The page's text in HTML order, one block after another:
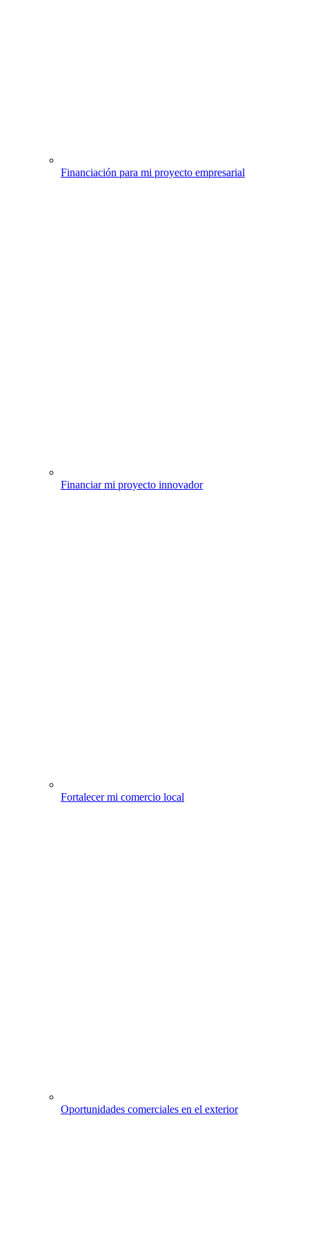
Financiación para mi proyecto empresarial
Financiar mi proyecto innovador
Fortalecer mi comercio local
Oportunidades comerciales en el exterior